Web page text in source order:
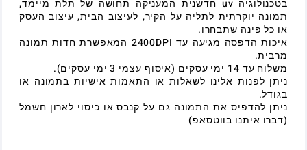
בטכנולוגיה uv חדשנית המעניקה תחושה של תלת מיימד,
תמונה יוקרתית לתליה על הקיר, לעיצוב הבית, עיצוב העסק
או כל פינה שתבחרו.
איכות הדפסה מגיעה עד 2400DPI המאפשרת חדות תמונה
מרבית.
משלוח עד 14 ימי עסקים (איסוף עצמי 3 ימי עסקים).
ניתן לפנות אלינו לשאלות או התאמות אישיות בתמונה או
בגודל.
ניתן להדפיס את התמונה גם על קנבס או כיסוי לארון חשמל
(דברו איתנו בווטסאפ)